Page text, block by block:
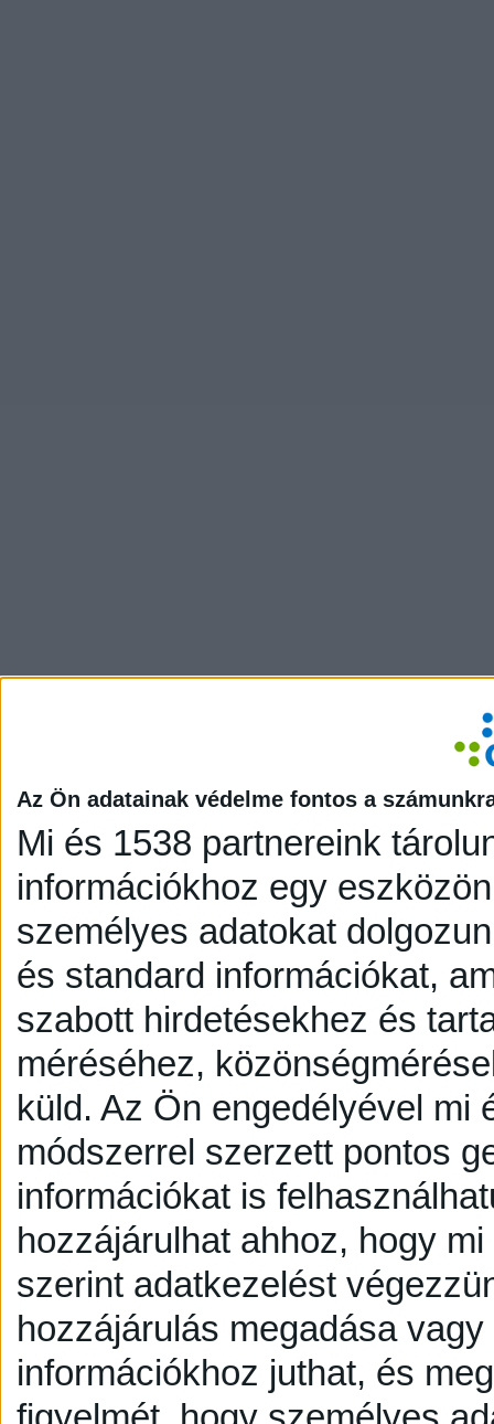
Az Ön adatainak védelme fontos a
Mi és 1538 partnereink
információkhoz egy
személyes adatokat
és standard információkat,
szabott hirdetésekhez és
méréséhez,
küld. Az Ön engedélyével mi
módszerrel szerzett pontos
információkat is
hozzájárulhat ahhoz, hogy
szerint adatkezelést
hozzájárulás megadása
információkhoz juthat, és